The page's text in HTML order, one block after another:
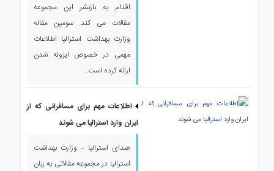
اقدام به بازنشر این مجموعه
مقالات می کند. سومین مقاله
وزارت بهداشت استرالیا اطلاعات
مهمی در خصوص ایزوله شدن
ارائه کرده است.
اطلاعات مهم برای مسافرانی که از
ایران وارد استرالیا می شوند
صدای استرالیا – وزارت بهداشت
استرالیا در مجموعه مقالاتی به زبان